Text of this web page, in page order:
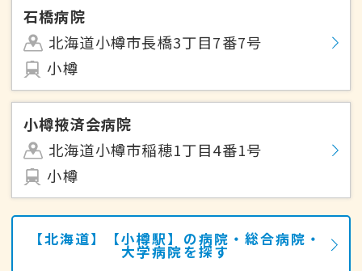
石橋病院
北海道小樽市長橋3丁目7番7号
小樽
小樽掖済会病院
北海道小樽市稲穂1丁目4番1号
小樽
【北海道】【小樽駅】の病院・総合病院・
大学病院を探す